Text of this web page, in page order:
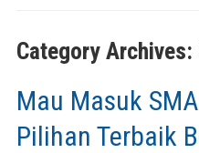
Category Archives:
Mau Masuk
Pilihan Terbaik